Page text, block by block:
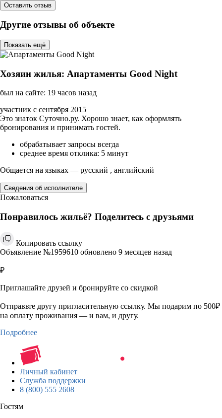
Оставить отзыв
Другие отзывы об объекте
Показать ещё
Хозяин жилья: Апартаменты Good Night
был на сайте: 19 часов назад
участник с сентября 2015
Это знаток Суточно.ру. Хорошо знает, как оформлять
бронирования и принимать гостей.
обрабатывает запросы всегда
среднее время отклика: 5 минут
Общается на языках — русский , английский
Сведения об исполнителе
Пожаловаться
Понравилось жильё? Поделитесь с друзьями
Копировать ссылку
Объявление №1959610 обновлено 9 месяцев назад
₽
Приглашайте друзей и бронируйте со скидкой
Отправьте другу пригласительную ссылку. Мы подарим по 500₽
на оплату проживания — и вам, и другу.
Подробнее
Личный кабинет
Служба поддержки
8 (800) 555 2608
Гостям